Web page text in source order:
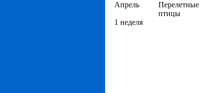
Апрель
1 неделя
Перелетные
птицы